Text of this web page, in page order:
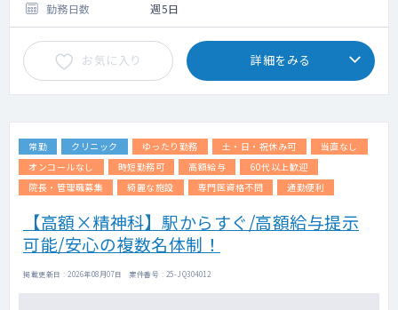
勤務日数 週5日
お気に入り 詳細をみる
常勤 クリニック ゆったり勤務 土・日・祝休み可
当直なし
オンコールなし
時短勤務可 高額給与
60代以上歓迎
院長・管理職募集
綺麗な施設 専門医資格不問 通勤便利
【高額×精神科】駅からすぐ/高額給与提示
可能/安心の複数名体制！
掲載更新日 : 2026年08月07日 案件番号 : 25-JQ304012